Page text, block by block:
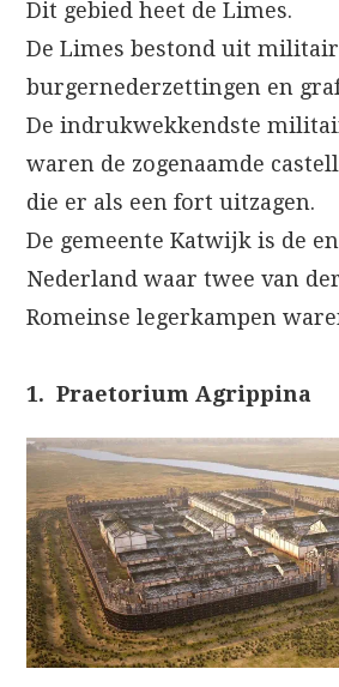
Dit gebied heet de Limes.
De Limes bestond uit
burgernederzettingen en
De indrukwekkendste
waren de zogenaamde
die er als een fort uitzagen.
De gemeente Katwijk is de
Nederland waar twee van
Romeinse legerkampen
1. Praetorium Agrippina